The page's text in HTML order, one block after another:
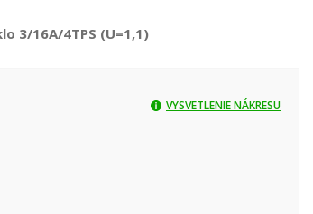
3/16A/4TPS (U=1,1)
VYSVETLENIE NÁKRESU